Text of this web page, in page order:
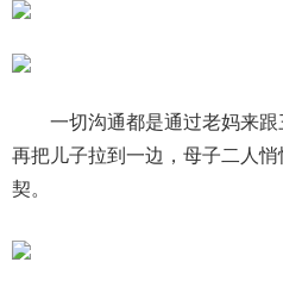
一切沟通都是通过老妈来
再把儿子拉到一边，母子二人
契。